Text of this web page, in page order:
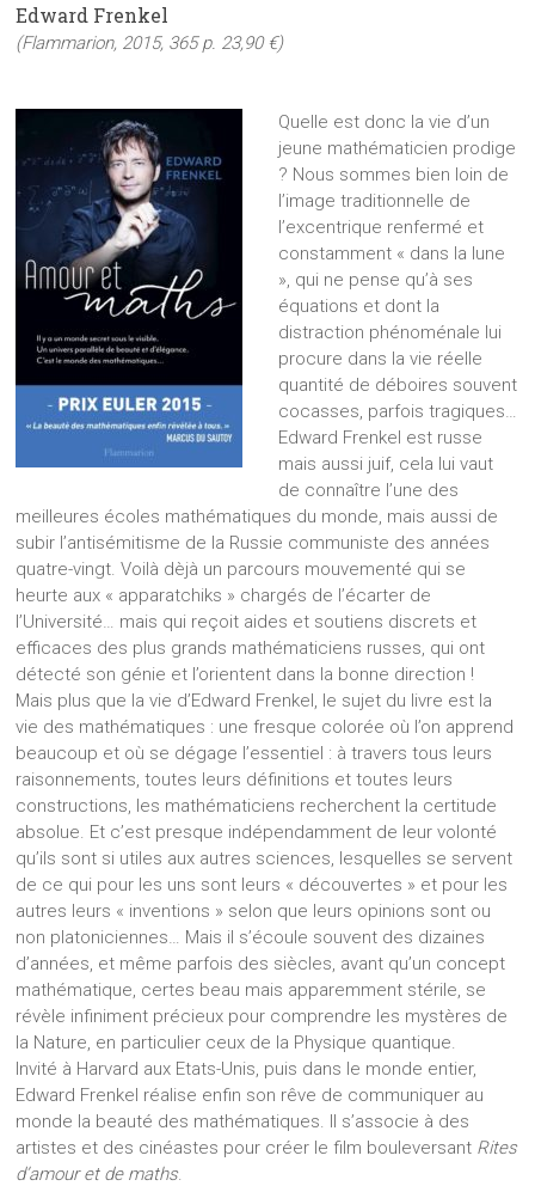
Edward Frenkel
(Flammarion, 2015, 365 p. 23,90 €)
Quelle est donc la vie d’un
jeune mathématicien prodige
? Nous sommes bien loin de
l’image traditionnelle de
l’excentrique renfermé et
constamment « dans la lune
», qui ne pense qu’à ses
équations et dont la
distraction phénoménale lui
procure dans la vie réelle
quantité de déboires souvent
cocasses, parfois tragiques…
Edward Frenkel est russe
mais aussi juif, cela lui vaut
de connaître l’une des
meilleures écoles mathématiques du monde, mais aussi de
subir l’antisémitisme de la Russie communiste des années
quatre-vingt. Voilà dèjà un parcours mouvementé qui se
heurte aux « apparatchiks » chargés de l’écarter de
l’Université… mais qui reçoit aides et soutiens discrets et
efficaces des plus grands mathématiciens russes, qui ont
détecté son génie et l’orientent dans la bonne direction !
Mais plus que la vie d’Edward Frenkel, le sujet du livre est la
vie des mathématiques : une fresque colorée où l’on apprend
beaucoup et où se dégage l’essentiel : à travers tous leurs
raisonnements, toutes leurs définitions et toutes leurs
constructions, les mathématiciens recherchent la certitude
absolue. Et c’est presque indépendamment de leur volonté
qu’ils sont si utiles aux autres sciences, lesquelles se servent
de ce qui pour les uns sont leurs « découvertes » et pour les
autres leurs « inventions » selon que leurs opinions sont ou
non platoniciennes… Mais il s’écoule souvent des dizaines
d’années, et même parfois des siècles, avant qu’un concept
mathématique, certes beau mais apparemment stérile, se
révèle infiniment précieux pour comprendre les mystères de
la Nature, en particulier ceux de la Physique quantique.
Invité à Harvard aux Etats-Unis, puis dans le monde entier,
Edward Frenkel réalise enfin son rêve de communiquer au
monde la beauté des mathématiques. Il s’associe à des
artistes et des cinéastes pour créer le film bouleversant Rites
d’amour et de maths.